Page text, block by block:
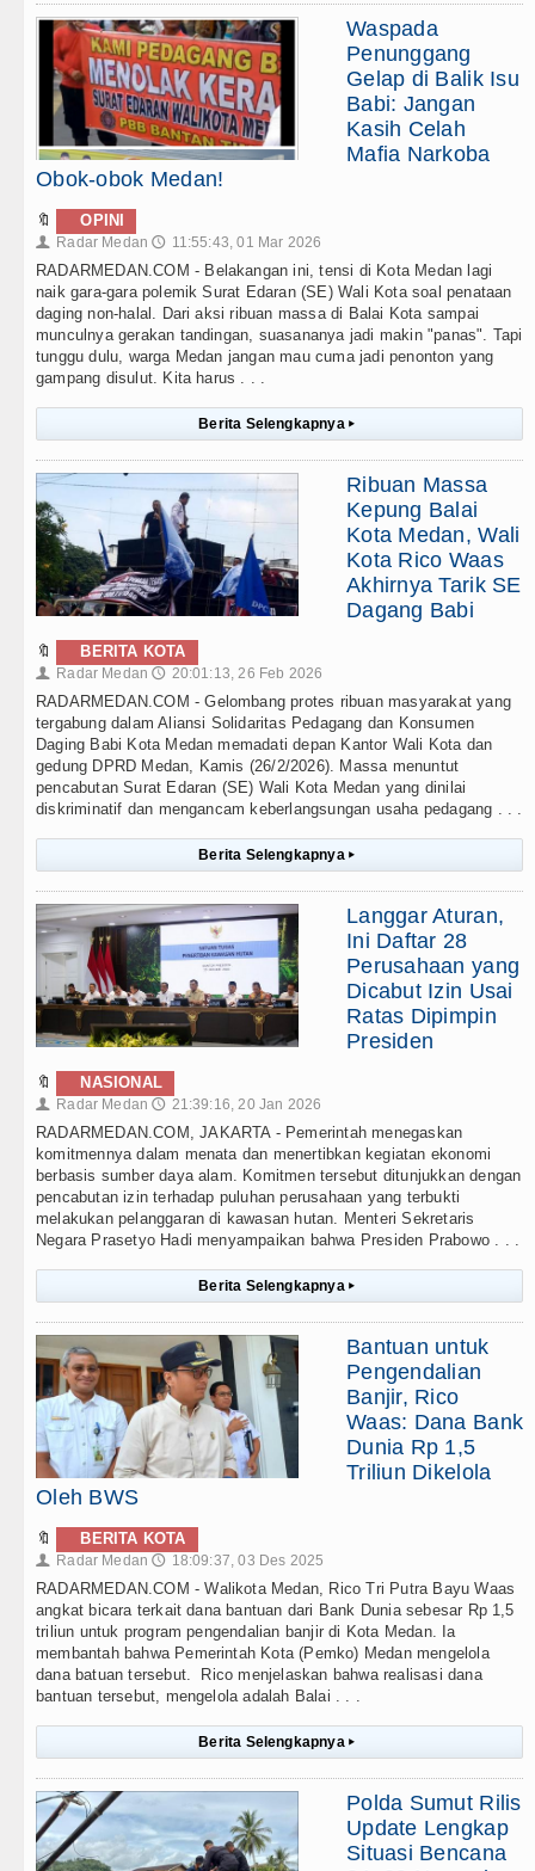
Waspada
Penunggang
Gelap di Balik Isu
Babi: Jangan
Kasih Celah
Mafia Narkoba
Obok-obok Medan!
🔖 OPINI
👤 Radar Medan 🕔 11:55:43, 01 Mar 2026
RADARMEDAN.COM - Belakangan ini, tensi di Kota Medan lagi
naik gara-gara polemik Surat Edaran (SE) Wali Kota soal penataan
daging non-halal. Dari aksi ribuan massa di Balai Kota sampai
munculnya gerakan tandingan, suasananya jadi makin "panas". Tapi
tunggu dulu, warga Medan jangan mau cuma jadi penonton yang
gampang disulut. Kita harus . . .
Berita Selengkapnya ▸
Ribuan Massa
Kepung Balai
Kota Medan, Wali
Kota Rico Waas
Akhirnya Tarik SE
Dagang Babi
🔖 BERITA KOTA
👤 Radar Medan 🕔 20:01:13, 26 Feb 2026
RADARMEDAN.COM - Gelombang protes ribuan masyarakat yang
tergabung dalam Aliansi Solidaritas Pedagang dan Konsumen
Daging Babi Kota Medan memadati depan Kantor Wali Kota dan
gedung DPRD Medan, Kamis (26/2/2026). Massa menuntut
pencabutan Surat Edaran (SE) Wali Kota Medan yang dinilai
diskriminatif dan mengancam keberlangsungan usaha pedagang . . .
Berita Selengkapnya ▸
Langgar Aturan,
Ini Daftar 28
Perusahaan yang
Dicabut Izin Usai
Ratas Dipimpin
Presiden
🔖 NASIONAL
👤 Radar Medan 🕔 21:39:16, 20 Jan 2026
RADARMEDAN.COM, JAKARTA - Pemerintah menegaskan
komitmennya dalam menata dan menertibkan kegiatan ekonomi
berbasis sumber daya alam. Komitmen tersebut ditunjukkan dengan
pencabutan izin terhadap puluhan perusahaan yang terbukti
melakukan pelanggaran di kawasan hutan. Menteri Sekretaris
Negara Prasetyo Hadi menyampaikan bahwa Presiden Prabowo . . .
Berita Selengkapnya ▸
Bantuan untuk
Pengendalian
Banjir, Rico
Waas: Dana Bank
Dunia Rp 1,5
Triliun Dikelola
Oleh BWS
🔖 BERITA KOTA
👤 Radar Medan 🕔 18:09:37, 03 Des 2025
RADARMEDAN.COM - Walikota Medan, Rico Tri Putra Bayu Waas
angkat bicara terkait dana bantuan dari Bank Dunia sebesar Rp 1,5
triliun untuk program pengendalian banjir di Kota Medan. Ia
membantah bahwa Pemerintah Kota (Pemko) Medan mengelola
dana batuan tersebut. Rico menjelaskan bahwa realisasi dana
bantuan tersebut, mengelola adalah Balai . . .
Berita Selengkapnya ▸
Polda Sumut Rilis
Update Lengkap
Situasi Bencana